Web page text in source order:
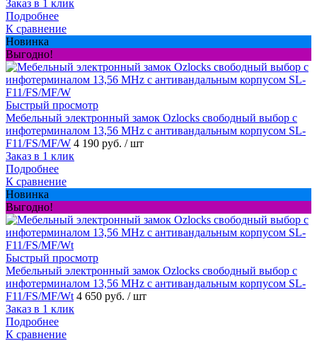
Заказ в 1 клик
Подробнее
К сравнение
Новинка
Выгодно!
Быстрый просмотр
Мебельный электронный замок Ozlocks свободный выбор с
инфотерминалом 13,56 MHz с антивандальным корпусом SL-
F11/FS/MF/W 4 190 руб. / шт
Заказ в 1 клик
Подробнее
К сравнение
Новинка
Выгодно!
Быстрый просмотр
Мебельный электронный замок Ozlocks свободный выбор с
инфотерминалом 13,56 MHz с антивандальным корпусом SL-
F11/FS/MF/Wt 4 650 руб. / шт
Заказ в 1 клик
Подробнее
К сравнение